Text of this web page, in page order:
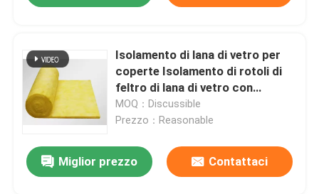
Isolamento di lana di vetro per
coperte Isolamento di rotoli di
feltro di lana di vetro con
diametro medio di fibra 5-8 μm e
densità 10-48 kg/m3
MOQ：Discussible
Prezzo：Reasonable
Miglior prezzo Contattaci